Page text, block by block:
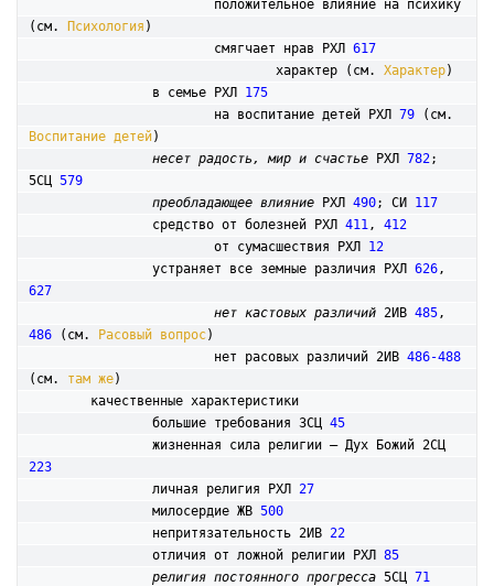
(см.
Психология )
			смягчает нрав РХЛ
617
				характер (см.
Характер)
		в семье РХЛ
175
			на воспитание детей РХЛ
79
Воспитание детей)
несет радость, мир и счастье РХЛ 782;
5СЦ 579
преобладающее влияние РХЛ 490; СИ 117
		средство от болезней РХЛ
411, 412
			от сумасшествия РХЛ
12
		устраняет все земные различия РХЛ
626
627
нет кастовых различий 2ИВ 485
486 (см. Расовый вопрос)
			нет расовых различий 2ИВ
486-488
(см. там же)
		большие требования 3СЦ
45
223
		личная религия РХЛ
27
		милосердие ЖВ
500
		непритязательность 2ИВ
22
		отличия от ложной религии РХЛ
85
религия постоянного прогресса 5СЦ 71